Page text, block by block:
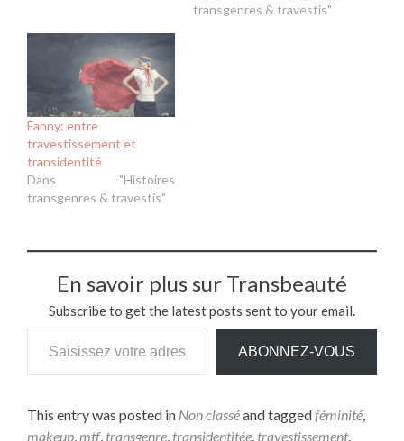
transgenres & travestis"
Fanny: entre
travestissement et
transidentité
Dans "Histoires
transgenres & travestis"
En savoir plus sur Transbeauté
Subscribe to get the latest posts sent to your email.
Saisissez votre adresse e-mail…
ABONNEZ-VOUS
This entry was posted in Non classéand taggedféminité,
makeup,mtf, transgenre, transidentitée, travestissement.